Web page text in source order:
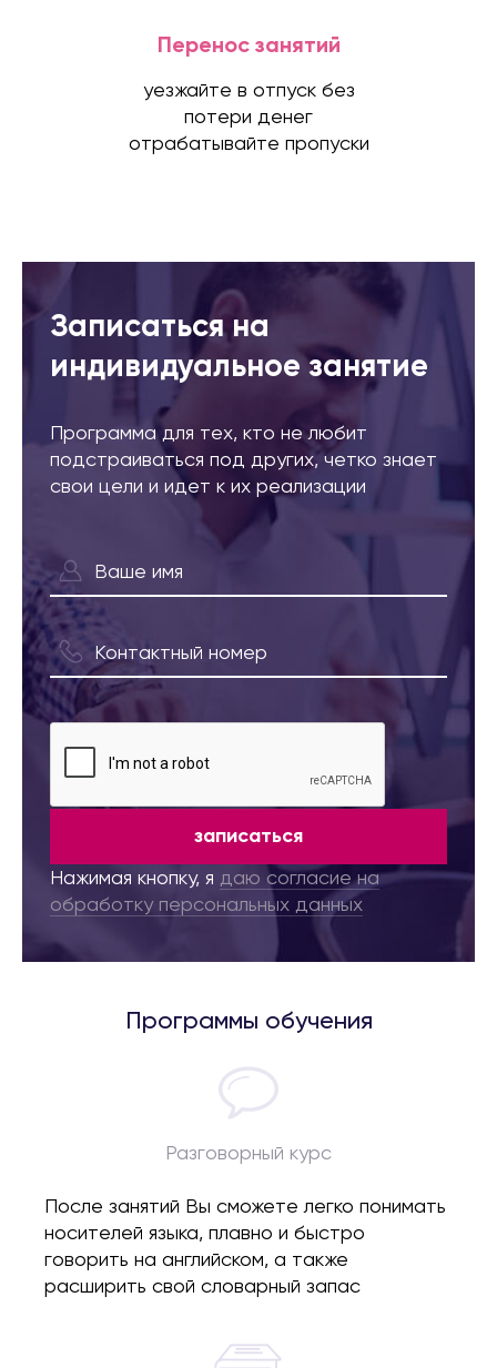
Перенос занятий
уезжайте в отпуск без
потери денег
отрабатывайте пропуски
Записаться на
индивидуальное занятие
Программа для тех, кто не любит
подстраиваться под других, четко знает
свои цели и идет к их реализации
записаться
Нажимая кнопку, я даю согласие на
обработку персональных данных
Программы обучения
Разговорный курс
После занятий Вы сможете легко понимать
носителей языка, плавно и быстро
говорить на английском, а также
расширить свой словарный запас